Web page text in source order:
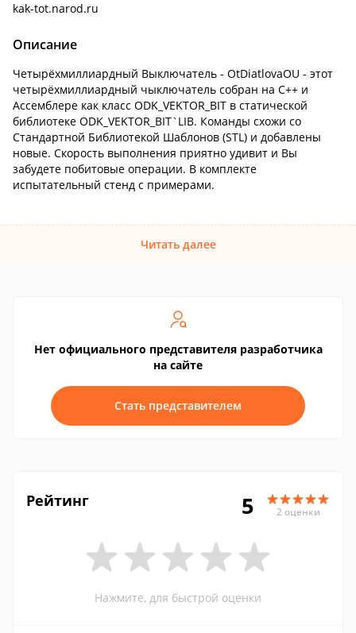
kak-tot.narod.ru
Описание
Четырёхмиллиардный Выключатель - OtDiatlovaOU - этот
четырёхмиллиардный чыключатель собран на С++ и
Ассемблере как класс ODK_VEKTOR_BIT в статической
библиотеке ODK_VEKTOR_BIT`LIB. Команды схожи со
Стандартной Библиотекой Шаблонов (STL) и добавлены
новые. Скорость выполнения приятно удивит и Вы
забудете побитовые операции. В комплекте
испытательный стенд с примерами.
Читать далее
Нет официального представителя разработчика
на сайте
Стать представителем
Рейтинг 5 2 оценки
Нажмите, для быстрой оценки